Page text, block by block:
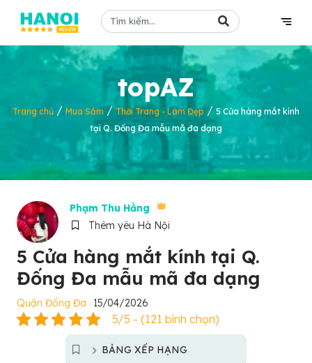
topAZ
Trang chủ / Mua Sắm /Thời Trang - Làm Đẹp/ 5 Cửa hàng mắt kính
tại Q. Đống Đa mẫu mã đa dạng
Phạm Thu Hằng
Thêm yêu Hà Nội
5 Cửa hàng mắt kính tại Q.
Đống Đa mẫu mã đa dạng
Quận Đống Đa 15/04/2026
5/5 - (121 bình chọn)
BẢNG XẾP HẠNG